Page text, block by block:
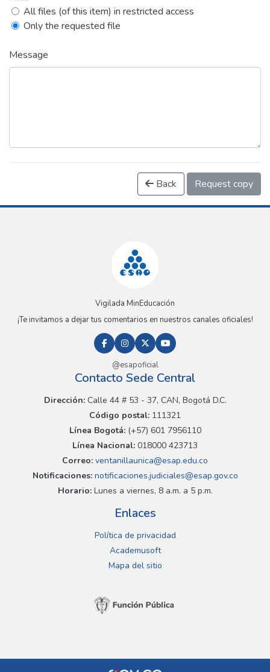
All files (of this item) in restricted access
Only the requested file
Message
Back Request copy
Vigilada MinEducación
¡Te invitamos a dejar tus comentarios en nuestros canales oficiales!
@esapoficial
Contacto Sede Central
Dirección:Calle 44 # 53 - 37, CAN, Bogotá D.C.
Código postal: 111321
Línea Bogotá:(+57) 601 7956110
Línea Nacional: 018000 423713
Correo: ventanillaunica@esap.edu.co
Notificaciones:notificaciones.judiciales@esap.gov.co
Horario:Lunes a viernes, 8 a.m. a 5 p.m.
Enlaces
Política de privacidad
Academusoft
Mapa del sitio